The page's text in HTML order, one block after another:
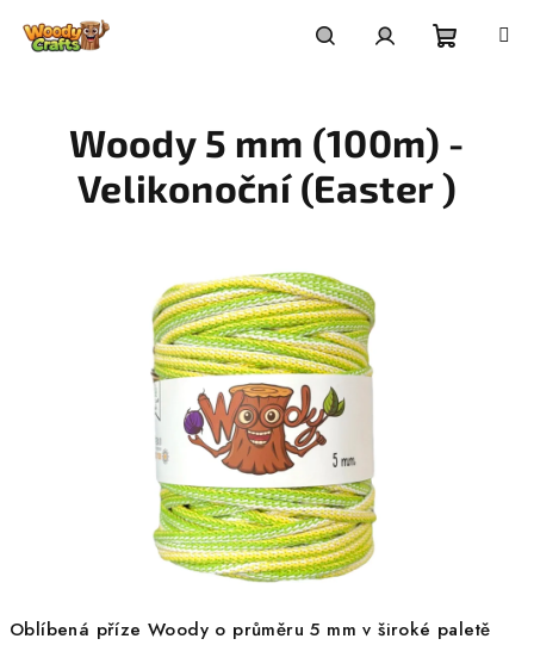
košík
Oblíbená příze Woody o průměru 5 mm v široké paletě
Woody 5 mm (100m) -
Velikonoční (Easter )